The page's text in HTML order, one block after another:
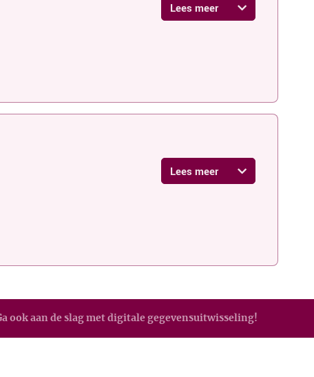
Lees meer
Lees meer
ook aan de slag met digitale gegevensuitwisseling!